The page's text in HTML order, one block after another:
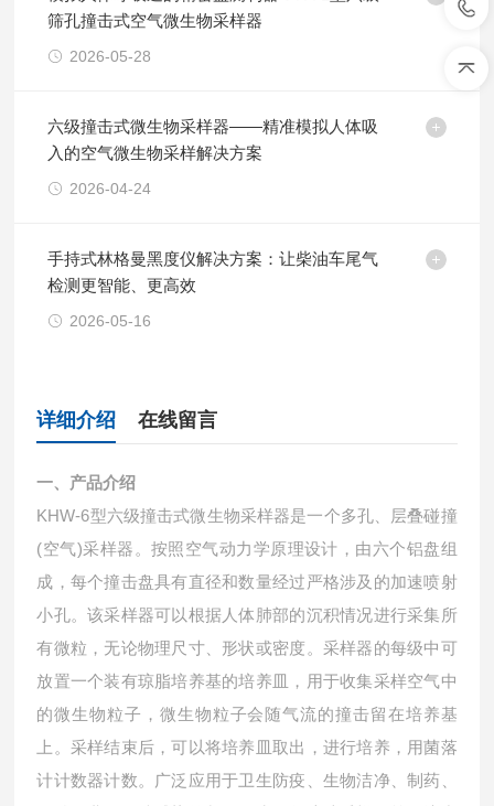
筛孔撞击式空气微生物采样器
2026-05-28
六级撞击式微生物采样器——精准模拟人体吸
入的空气微生物采样解决方案
2026-04-24
手持式林格曼黑度仪解决方案：让柴油车尾气
检测更智能、更高效
2026-05-16
详细介绍 在线留言
一、产品介绍
KHW-6型六级撞击式微生物采样器是一个多孔、层叠碰撞
(空气)采样器。按照空气动力学原理设计，由六个铝盘组
成，每个撞击盘具有直径和数量经过严格涉及的加速喷射
小孔。该采样器可以根据人体肺部的沉积情况进行采集所
有微粒，无论物理尺寸、形状或密度。采样器的每级中可
放置一个装有琼脂培养基的培养皿，用于收集采样空气中
的微生物粒子，微生物粒子会随气流的撞击留在培养基
上。采样结束后，可以将培养皿取出，进行培养，用菌落
计计数器计数。广泛应用于卫生防疫、生物洁净、制药、